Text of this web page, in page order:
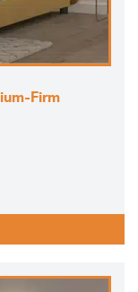
Firm